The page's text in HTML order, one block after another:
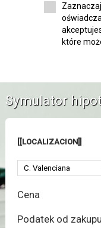
które
Symulator
[[LOCALIZACION]]
Cena
Podatek od